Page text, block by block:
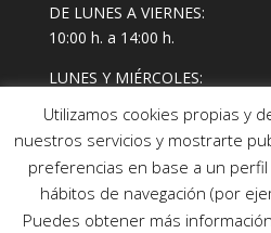
DE LUNES A VIERNES:
10:00 h. a 14:00 h.
LUNES Y MIÉRCOLES:
Utilizamos cookies propias y
nuestros servicios y mostrarte
preferencias en base a un
hábitos de navegación (por
Puedes obtener más